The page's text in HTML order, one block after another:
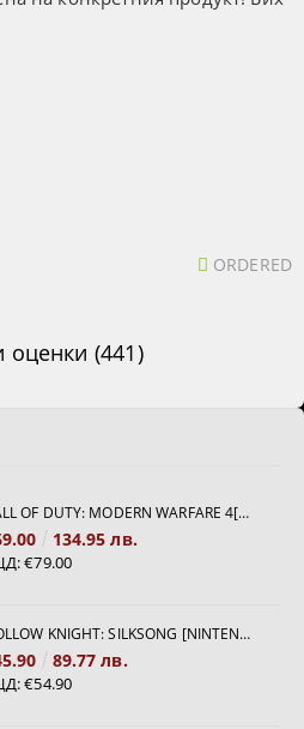
ORDERED
оценки (441)
CALL OF DUTY: MODERN WARFARE 4[PS5]
134.95 лв.
€79.00
HOLLOW KNIGHT: SILKSONG [NINTENDO SWITCH 2]
89.77 лв.
€54.90